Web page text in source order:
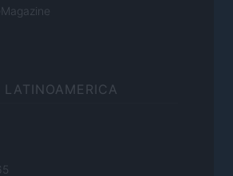
LATINOAMERICA